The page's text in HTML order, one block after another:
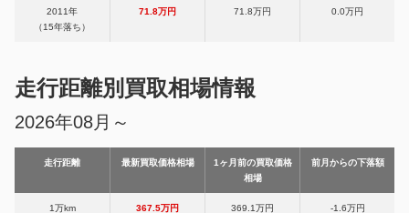
2011年
（15年落ち）
71.8万円 71.8万円 0.0万円
走行距離別買取相場情報
2026年08月～
走行距離 最新買取価格相場
1ヶ月前の買取価格
相場
前月からの下落額
1万km 367.5万円 369.1万円 -1.6万円